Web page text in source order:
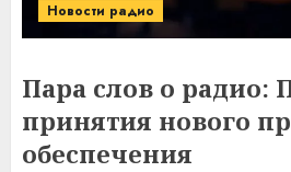
Новости радио
Пара слов о радио:
принятия нового
обеспечения